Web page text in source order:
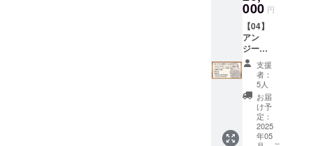
ル（プ
ラン名
入りお
礼メッ
セージ
付き）
上記と
同じイ
ラスト
（通常
画質）
に、プ
ラン名
使用し
「アン
ジーさ
ん」の
キービ
ジュア
ルイラ
ストの
高画質
データ
になり
ます。
同一内
容の
データ
特典で
す。 ※
データ
形式の
リター
ンは、
メール
にてダ
ウン
ロード
000 円
【04】
アン
ジーさ
ん応援
プラン
（20,00
0円）
■【デー
タセッ
ト・ス
タン
支援
者：
5人
お届
け予
定：
2025
年05